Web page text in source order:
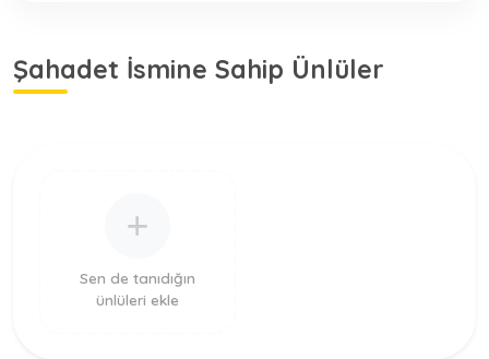
Şahadet İsmine Sahip Ünlüler
Sen de tanıdığın
ünlüleri ekle